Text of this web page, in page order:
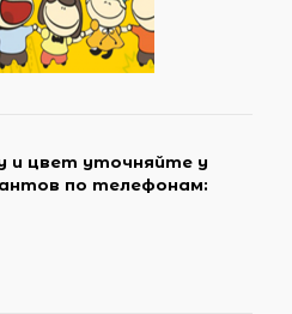
и цвет уточняйте у
по телефонам: